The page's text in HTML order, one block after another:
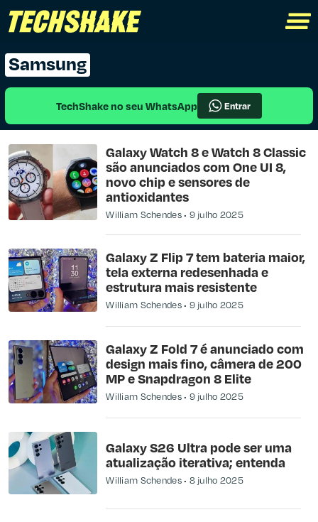
Samsung
TechShake no seu WhatsApp Entrar
Galaxy Watch 8 e Watch 8 Classic
são anunciados com One UI 8,
novo chip e sensores de
antioxidantes
William Schendes 9 julho 2025
Galaxy Z Flip 7 tem bateria maior,
tela externa redesenhada e
estrutura mais resistente
William Schendes 9 julho 2025
Galaxy Z Fold 7 é anunciado com
design mais fino, câmera de 200
MP e Snapdragon 8 Elite
William Schendes 9 julho 2025
Galaxy S26 Ultra pode ser uma
atualização iterativa; entenda
William Schendes 8 julho 2025